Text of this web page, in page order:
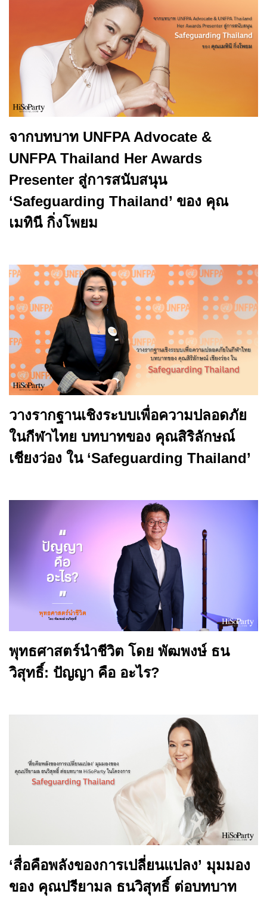
จากบทบาท UNFPA Advocate &
UNFPA Thailand Her Awards
Presenter สู่การสนับสนุน
‘Safeguarding Thailand’ ของ คุณ
เมทินี กิ่งโพยม
วางรากฐานเชิงระบบเพื่อความปลอดภัย
ในกีฬาไทย บทบาทของ คุณสิริลักษณ์
เชียงว่อง ใน ‘Safeguarding Thailand’
พุทธศาสตร์นำชีวิต โดย พัฒพงษ์ ธน
วิสุทธิ์: ปัญญา คือ อะไร?
‘สื่อคือพลังของการเปลี่ยนแปลง’ มุมมอง
ของ คุณปรียามล ธนวิสุทธิ์ ต่อบทบาท